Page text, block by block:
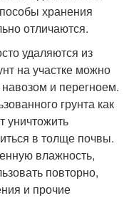
хранения
отличаются.
удаляются из
на участке можно
и перегноем.
грунта как
уничтожить
в толще почвы.
влажность,
повторно,
и прочие